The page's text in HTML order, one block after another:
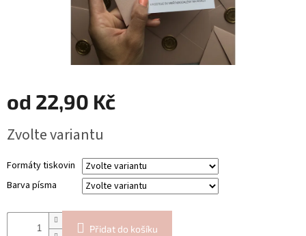
Přihlášení
od 22,90 Kč
cena:
Zvolte variantu
Formáty tiskovin
Barva písma
Přidat do košíku